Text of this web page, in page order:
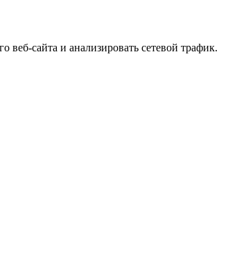
сайта и анализировать сетевой трафик.